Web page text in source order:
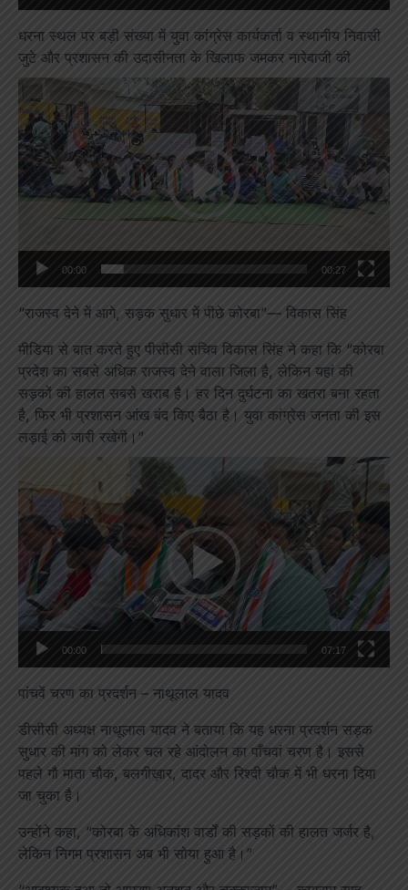
धरना स्थल पर बड़ी संख्या में युवा कांग्रेस कार्यकर्ता व स्थानीय निवासी
जुटे और प्रशासन की उदासीनता के खिलाफ जमकर नारेबाजी की
Video
Player
00:00 00:27
“राजस्व देने में आगे, सड़क सुधार में पीछे कोरबा”— विकास सिंह
मीडिया से बात करते हुए पीसीसी सचिव विकास सिंह ने कहा कि “कोरबा
प्रदेश का सबसे अधिक राजस्व देने वाला जिला है, लेकिन यहां की
सड़कों की हालत सबसे खराब है। हर दिन दुर्घटना का खतरा बना रहता
है, फिर भी प्रशासन आंख बंद किए बैठा है। युवा कांग्रेस जनता की इस
लड़ाई को जारी रखेगी।”
Player
00:00 07:17
पांचवें चरण का प्रदर्शन – नाथूलाल यादव
डीसीसी अध्यक्ष नाथूलाल यादव ने बताया कि यह धरना प्रदर्शन सड़क
सुधार की मांग को लेकर चल रहे आंदोलन का पाँचवां चरण है। इससे
पहले गौ माता चौक, बलगीख़ार, दादर और रिश्दी चौक में भी धरना दिया
जा चुका है।
उन्होंने कहा, “कोरबा के अधिकांश वार्डों की सड़कों की हालत जर्जर है,
लेकिन निगम प्रशासन अब भी सोया हुआ है।”